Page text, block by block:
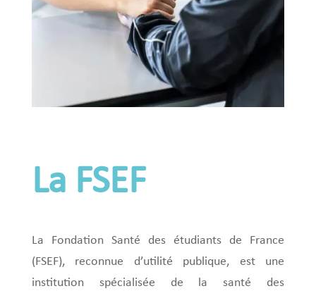
La FSEF
La Fondation Santé des étudiants de France
(FSEF), reconnue d’utilité publique, est une
institution spécialisée de la santé des